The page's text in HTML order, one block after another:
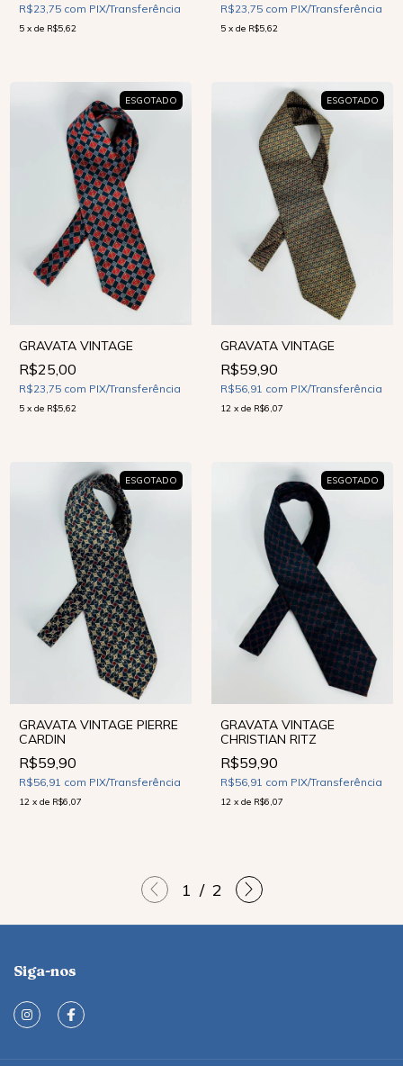
R$23,75 com PIX/Transferência
5 x de R$5,62
R$23,75 com PIX/Transferência
5 x de R$5,62
ESGOTADO
GRAVATA VINTAGE
R$25,00
R$23,75 com PIX/Transferência
5 x de R$5,62
ESGOTADO
GRAVATA VINTAGE
R$59,90
R$56,91 com PIX/Transferência
12 x de R$6,07
ESGOTADO
GRAVATA VINTAGE PIERRE
CARDIN
R$59,90
R$56,91 com PIX/Transferência
12 x de R$6,07
ESGOTADO
GRAVATA VINTAGE
CHRISTIAN RITZ
R$59,90
R$56,91 com PIX/Transferência
12 x de R$6,07
1 / 2
Siga-nos